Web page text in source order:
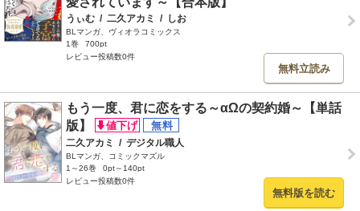
うぃむ / 二久アカミ / しお
BLマンガ、ヴィオラコミックス
1巻
700pt
レビュー投稿数0件
無料立読み
もう一度、君に恋をする～αΩの契約婚～【単話
版】
二久アカミ / デジタル職人
BLマンガ、コミックマズル
1～26巻
0pt～140pt
レビュー投稿数0件
無料版を読む